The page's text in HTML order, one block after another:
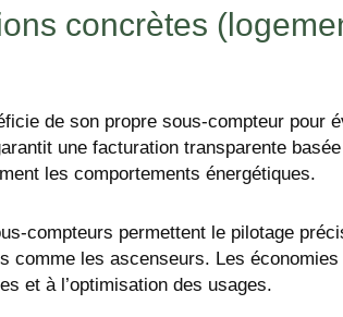
concrètes
de son propre sous-compteur pour
une facturation transparente
les comportements énergétiques.
compteurs permettent le pilotage
comme les ascenseurs. Les
et à l’optimisation des usages.